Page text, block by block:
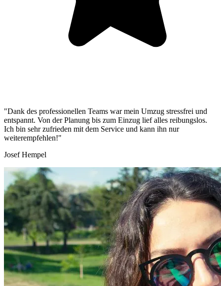
"Dank des professionellen Teams war mein Umzug stressfrei und
entspannt. Von der Planung bis zum Einzug lief alles reibungslos.
Ich bin sehr zufrieden mit dem Service und kann ihn nur
weiterempfehlen!"
Josef Hempel